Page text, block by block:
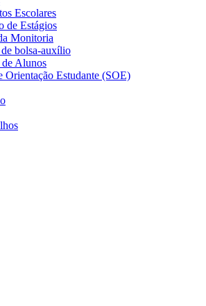
Escolares
de Estágios
Monitoria
bolsa-auxílio
de Alunos
Orientação Estudante (SOE)